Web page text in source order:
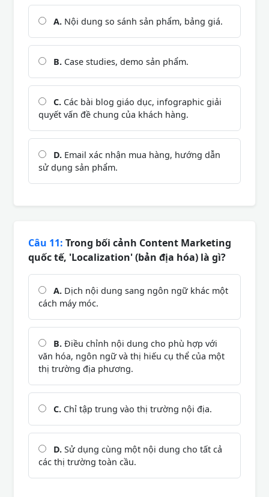
A. Nội dung so sánh sản phẩm, bảng giá.
B. Case studies, demo sản phẩm.
C. Các bài blog giáo dục, infographic giải
quyết vấn đề chung của khách hàng.
D. Email xác nhận mua hàng, hướng dẫn
sử dụng sản phẩm.
Câu 11: Trong bối cảnh Content Marketing
quốc tế, 'Localization' (bản địa hóa) là gì?
A. Dịch nội dung sang ngôn ngữ khác một
cách máy móc.
B. Điều chỉnh nội dung cho phù hợp với
văn hóa, ngôn ngữ và thị hiếu cụ thể của một
thị trường địa phương.
C. Chỉ tập trung vào thị trường nội địa.
D. Sử dụng cùng một nội dung cho tất cả
các thị trường toàn cầu.